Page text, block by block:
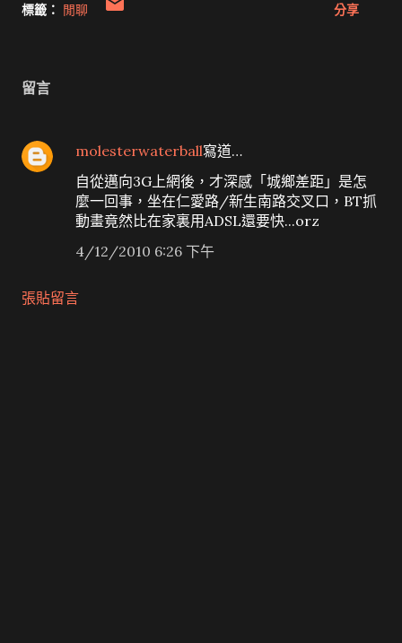
標籤： 閒聊 分享
留言
molesterwaterball寫道…
自從邁向3G上網後，才深感「城鄉差距」是怎
麼一回事，坐在仁愛路/新生南路交叉口，BT抓
動畫竟然比在家裏用ADSL還要快...orz
4/12/2010 6:26 下午
張貼留言